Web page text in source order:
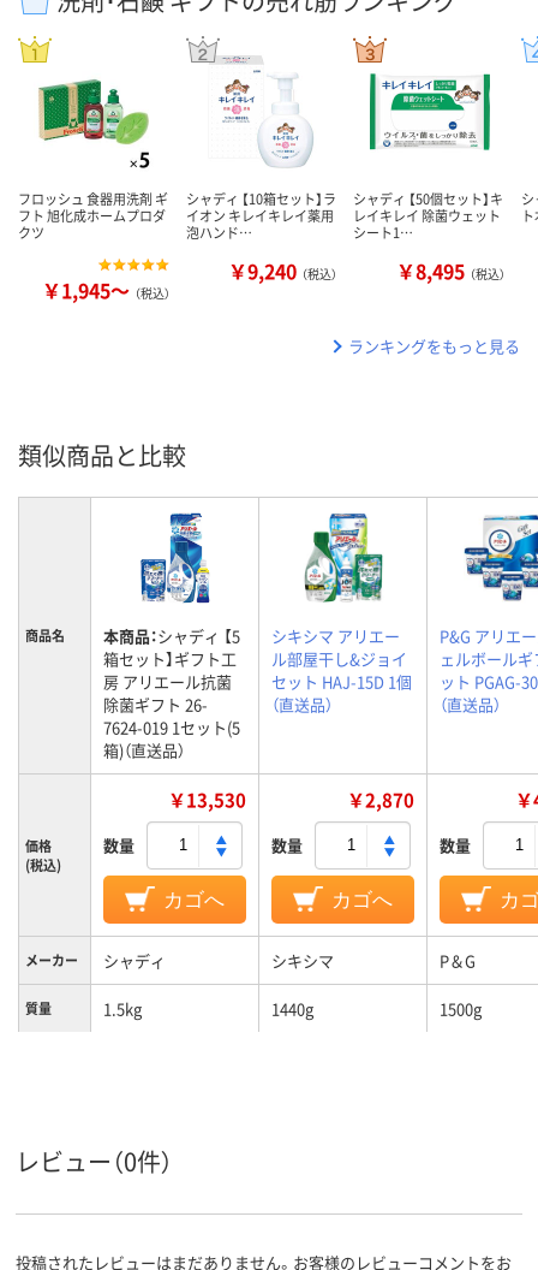
フロッシュ 食器用洗剤 ギ
フト 旭化成ホームプロダ
クツ
￥1,945～ （税込）
シャディ 【10箱セット】ラ
イオン キレイキレイ薬用
泡ハンド…
￥9,240 （税込）
シャディ 【50個セット】キ
レイキレイ 除菌ウェット
シート1…
￥8,495 （税込）
ランキングをもっと見る
類似商品と比較
商品名 本商品：シャディ 【5
箱セット】ギフト工
房 アリエール抗菌
除菌ギフト 26-
7624-019 1セット(5
箱)（直送品）
シキシマ アリエー
ル部屋干し&ジョイ
セット HAJ-15D 1個
（直送品）
P&G アリエ
ェルボール
ット PGAG-
（直送品）
価格
(税込)
￥13,530
数量
カゴへ
￥2,870
数量
カゴへ
数量
カ
メーカー シャディ シキシマ P＆G
質量 1.5kg 1440g 1500g
レビュー（0件）
投稿されたレビューはまだありません。お客様のレビューコメントをお